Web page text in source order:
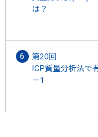
は？
第20回
ICP質量分析法で
－1